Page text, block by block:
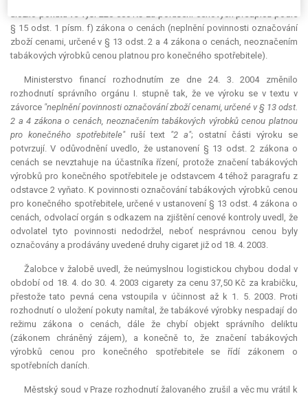
uložilo pokutu ve výši 220 000 Kč za porušení cenových předpisů podle
§ 15 odst. 1 písm. f) zákona o cenách (neplnění povinnosti označování
zboží cenami, určené v § 13 odst. 2 a 4 zákona o cenách, neoznačením
tabákových výrobků cenou platnou pro konečného spotřebitele).
Ministerstvo financí rozhodnutím ze dne 24. 3. 2004 změnilo
rozhodnutí správního orgánu I. stupně tak, že ve výroku se v textu v
závorce "neplnění povinnosti označování zboží cenami, určené v § 13 odst.
2 a 4 zákona o cenách, neoznačením tabákových výrobků cenou platnou
pro konečného spotřebitele"ruší text "2 a"; ostatní části výroku se
potvrzují. V odůvodnění uvedlo, že ustanovení § 13 odst. 2 zákona o
cenách se nevztahuje na účastníka řízení, protože značení tabákových
výrobků pro konečného spotřebitele je odstavcem 4 téhož paragrafu z
odstavce 2 vyňato. K povinnosti označování tabákových výrobků cenou
pro konečného spotřebitele, určené v ustanovení § 13 odst. 4 zákona o
cenách, odvolací orgán s odkazem na zjištění cenové kontroly uvedl, že
odvolatel tyto povinnosti nedodržel, neboť nesprávnou cenou byly
označovány a prodávány uvedené druhy cigaret již od 18. 4. 2003.
Žalobce v žalobě uvedl, že neúmyslnou logistickou chybou dodal v
období od 18. 4. do 30. 4. 2003 cigarety za cenu 37,50 Kč za krabičku,
přestože tato pevná cena vstoupila v účinnost až k 1. 5. 2003. Proti
rozhodnutí o uložení pokuty namítal, že tabákové výrobky nespadají do
režimu zákona o cenách, dále že chybí objekt správního deliktu
(zákonem chráněný zájem), a konečně to, že značení tabákových
výrobků cenou pro konečného spotřebitele se řídí zákonem o
spotřebních daních.
Městský soud v Praze rozhodnutí žalovaného zrušil a věc mu vrátil k